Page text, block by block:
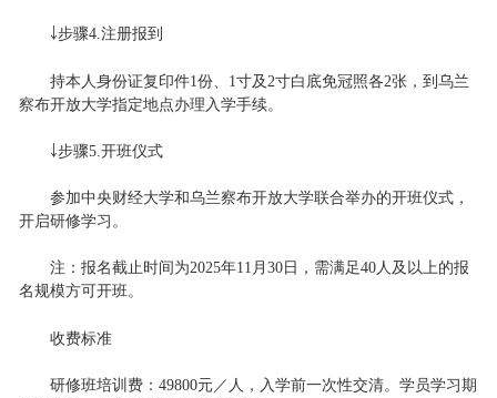
￬步骤4.注册报到
持本人身份证复印件1份、1寸及2寸白底免冠照各2张，到乌兰
察布开放大学指定地点办理入学手续。
￬步骤5.开班仪式
参加中央财经大学和乌兰察布开放大学联合举办的开班仪式，
开启研修学习。
注：报名截止时间为2025年11月30日，需满足40人及以上的报
名规模方可开班。
收费标准
研修班培训费：49800元／人，入学前一次性交清。学员学习期